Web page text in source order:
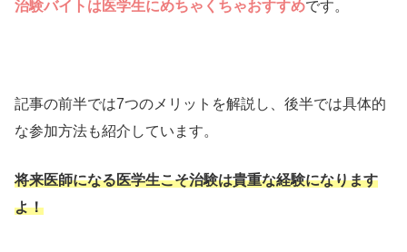
治験バイトは医学生にめちゃくちゃおすすめです。
記事の前半では7つのメリットを解説し、後半では具体的
な参加方法も紹介しています。
将来医師になる医学生こそ治験は貴重な経験になります
よ！